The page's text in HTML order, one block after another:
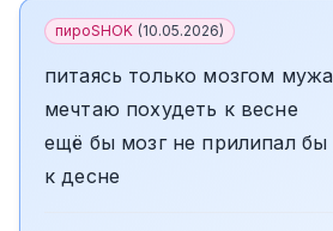
пироSHOK (10.05.2026)
питаясь только мозгом мужа
мечтаю похудеть к весне
ещё бы мозг не прилипал бы
к десне